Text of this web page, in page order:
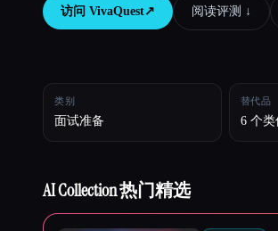
访问 VivaQuest↗︎ 阅读评测 ↓︎
类别
面试准备
替代品
6 个
AI Collection 热门精选